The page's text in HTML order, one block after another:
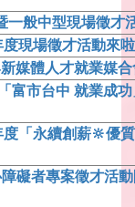
一般中型現場徵才
度現場徵才活動來
媒體人才就業媒
富市台中 就業成
度「永續創薪🔆優
礙者專案徵才活